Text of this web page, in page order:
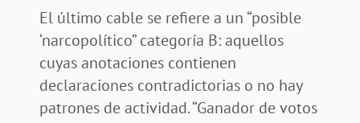
El último cable se refiere a un “posible
‘narcopolítico” categoría B: aquellos
cuyas anotaciones contienen
declaraciones contradictorias o no hay
patrones de actividad. “Ganador de votos